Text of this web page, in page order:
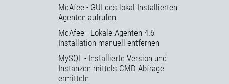
McAfee - GUI des lokal Installierten
Agenten aufrufen
McAfee - Lokale Agenten 4.6
Installation manuell entfernen
MySQL - Installierte Version und
Instanzen mittels CMD Abfrage
ermitteln